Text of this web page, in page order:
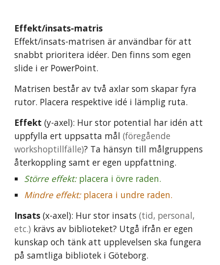
Effekt/insats-matris
Effekt/insats-matrisen är användbar för att
snabbt prioritera idéer. Den finns som egen
slide i er PowerPoint.
Matrisen består av två axlar som skapar fyra
rutor. Placera respektive idé i lämplig ruta.
Effekt (y-axel): Hurstor potential har idén att
uppfylla ert uppsatta mål(föregående
workshoptillfälle)? Ta hänsyn till målgruppens
återkopplingsamt er egen uppfattning.
Större effekt:placera i övre raden.
Mindre effekt:placera i undre raden.
Insats(x-axel): Hur stor insats(tid, personal,
etc.) krävs av biblioteket? Utgå ifrån er egen
kunskap och tänk att upplevelsen ska fungera
på samtliga bibliotek i Göteborg.